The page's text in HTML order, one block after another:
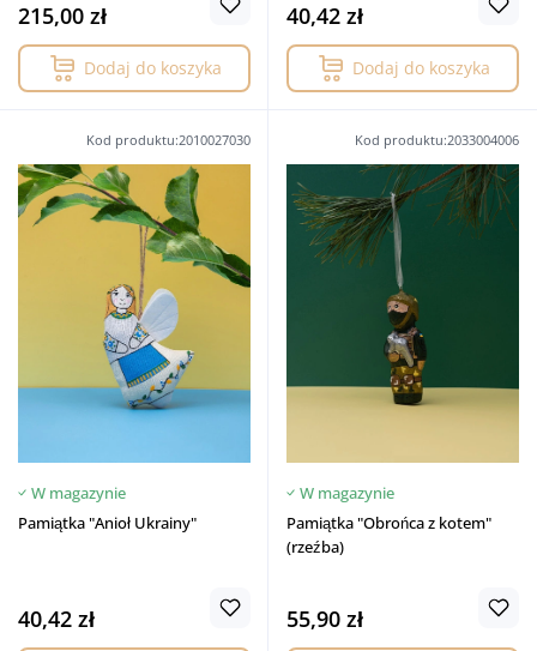
215,00 zł
Dodaj do koszyka
40,42 zł
Dodaj do koszyka
Kod produktu:2010027030
W magazynie
Pamiątka "Anioł Ukrainy"
40,42 zł
Kod produktu:2033004006
W magazynie
Pamiątka "Obrońca z kotem"
(rzeźba)
55,90 zł